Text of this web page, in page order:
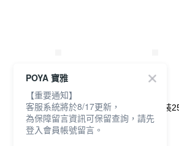
統一生機無花果乾
200g
NT$220
海鹽檸檬糖袋裝
POYA 寶雅
【重要通知】
客服系統將於8/17更新，
為保障留言資訊可保留查詢，請先
登入會員帳號留言。